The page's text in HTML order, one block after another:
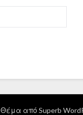
Θέμα από Superb